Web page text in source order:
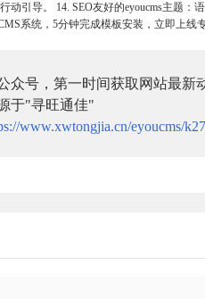
动引导。 14. SEO友好的eyoucms主题
系统，5分钟完成模板安装，立即上线
众号，第一时间获取网站最新
于"寻旺通佳"
www.xwtongjia.cn/eyoucms/